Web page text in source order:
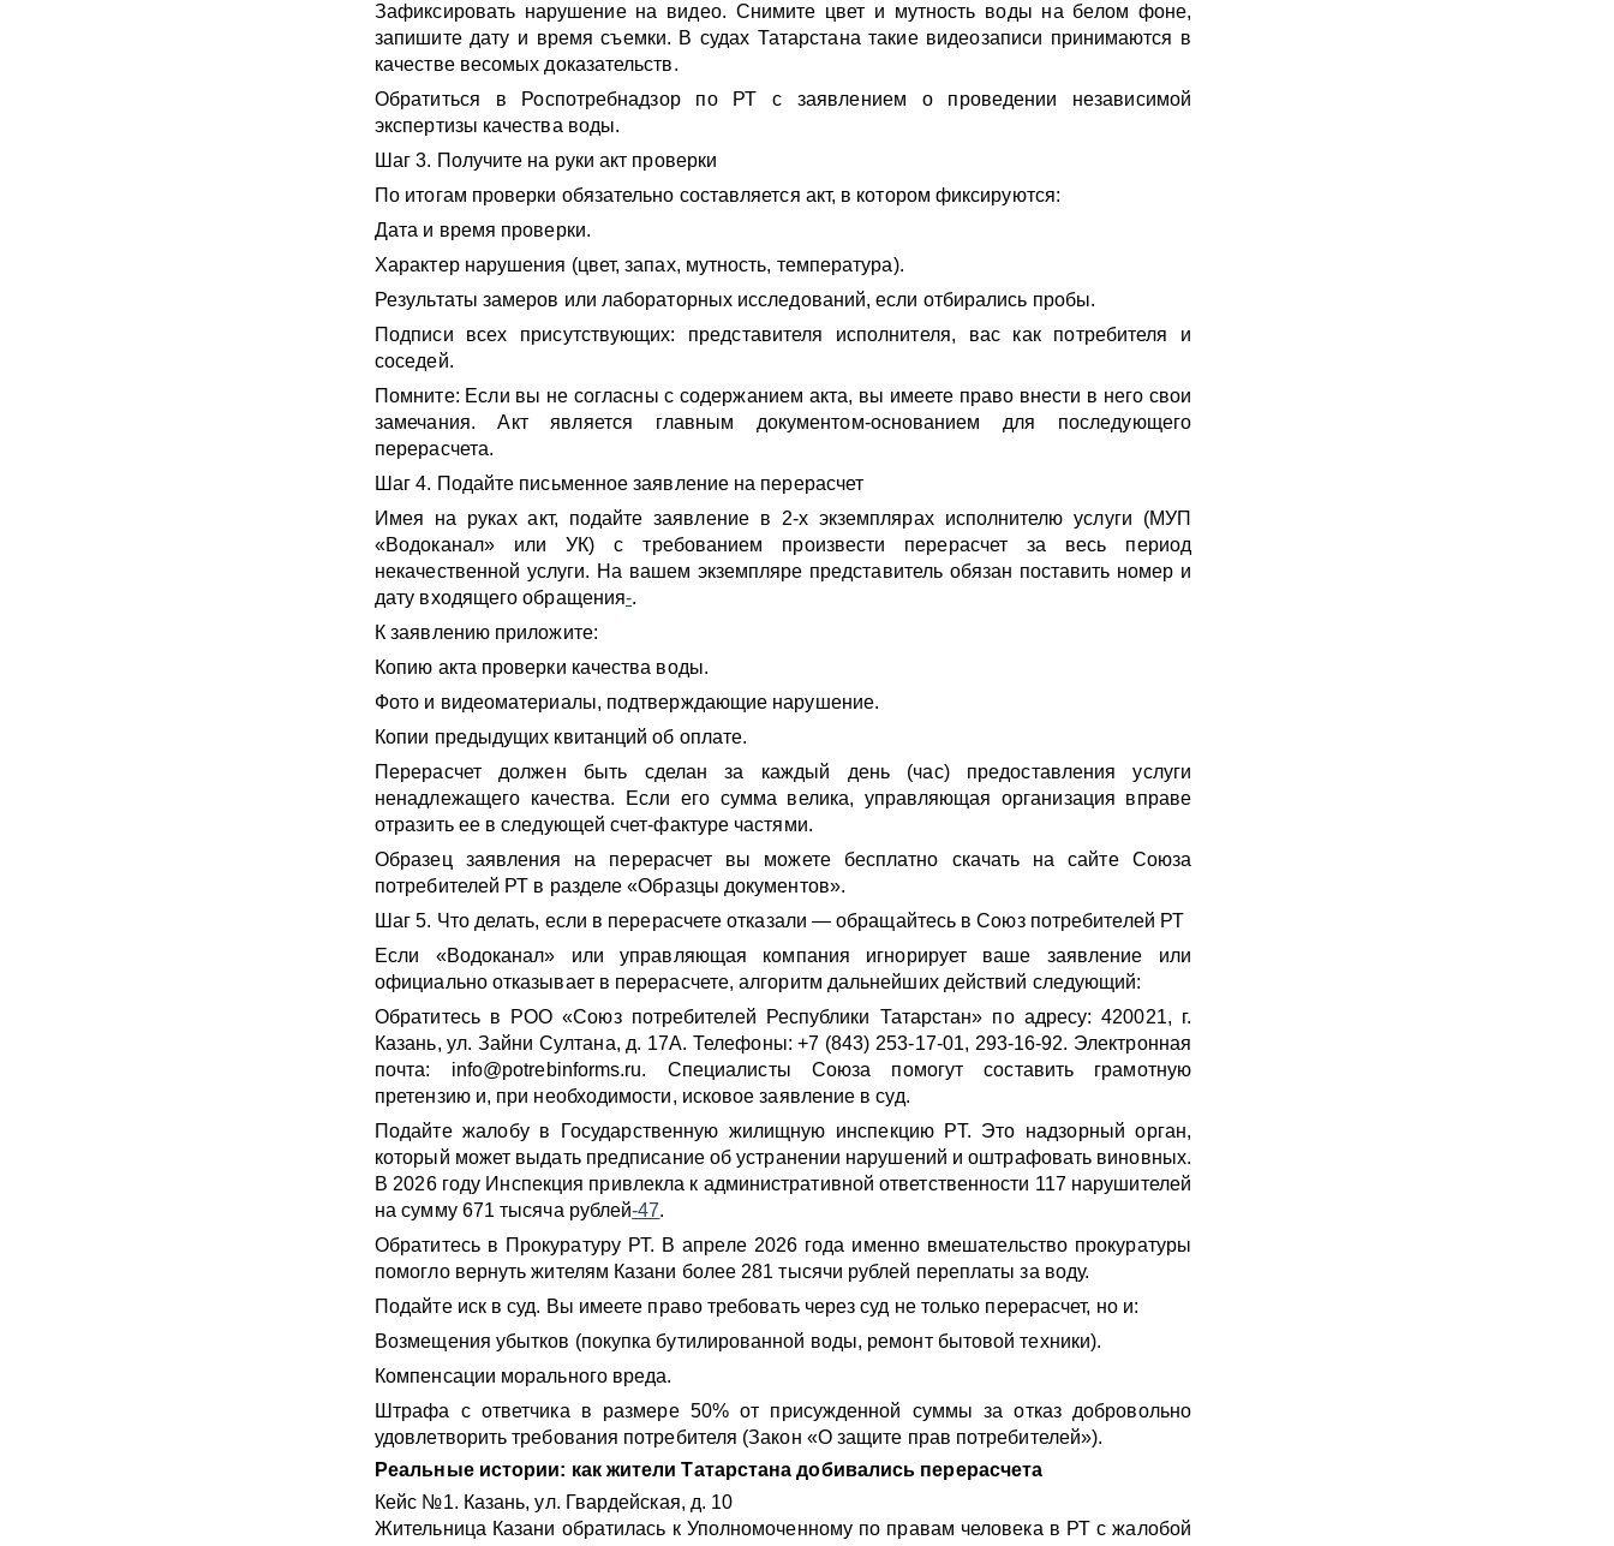
Зафиксировать нарушение на видео. Снимите цвет и мутность воды на белом фоне,
запишите дату и время съемки. В судах Татарстана такие видеозаписи принимаются в
качестве весомых доказательств.
Обратиться в Роспотребнадзор по РТ с заявлением о проведении независимой
экспертизы качества воды.
Шаг 3. Получите на руки акт проверки
По итогам проверки обязательно составляется акт, в котором фиксируются:
Дата и время проверки.
Характер нарушения (цвет, запах, мутность, температура).
Результаты замеров или лабораторных исследований, если отбирались пробы.
Подписи всех присутствующих: представителя исполнителя, вас как потребителя и
соседей.
Помните: Если вы не согласны с содержанием акта, вы имеете право внести в него свои
замечания. Акт является главным документом-основанием для последующего
перерасчета.
Шаг 4. Подайте письменное заявление на перерасчет
Имея на руках акт, подайте заявление в 2-х экземплярах исполнителю услуги (МУП
«Водоканал» или УК) с требованием произвести перерасчет за весь период
некачественной услуги. На вашем экземпляре представитель обязан поставить номер и
дату входящего обращения-.
К заявлению приложите:
Копию акта проверки качества воды.
Фото и видеоматериалы, подтверждающие нарушение.
Копии предыдущих квитанций об оплате.
Перерасчет должен быть сделан за каждый день (час) предоставления услуги
ненадлежащего качества. Если его сумма велика, управляющая организация вправе
отразить ее в следующей счет-фактуре частями.
Образец заявления на перерасчет вы можете бесплатно скачать на сайте Союза
потребителей РТ в разделе «Образцы документов».
Шаг 5. Что делать, если в перерасчете отказали — обращайтесь в Союз потребителей РТ
Если «Водоканал» или управляющая компания игнорирует ваше заявление или
официально отказывает в перерасчете, алгоритм дальнейших действий следующий:
Обратитесь в РОО «Союз потребителей Республики Татарстан» по адресу: 420021, г.
Казань, ул. Зайни Султана, д. 17А. Телефоны: +7 (843) 253-17-01, 293-16-92. Электронная
почта: info@potrebinforms.ru. Специалисты Союза помогут составить грамотную
претензию и, при необходимости, исковое заявление в суд.
Подайте жалобу в Государственную жилищную инспекцию РТ. Это надзорный орган,
который может выдать предписание об устранении нарушений и оштрафовать виновных.
В 2026 году Инспекция привлекла к административной ответственности 117 нарушителей
на сумму 671 тысяча рублей-47.
Обратитесь в Прокуратуру РТ. В апреле 2026 года именно вмешательство прокуратуры
помогло вернуть жителям Казани более 281 тысячи рублей переплаты за воду.
Подайте иск в суд. Вы имеете право требовать через суд не только перерасчет, но и:
Возмещения убытков (покупка бутилированной воды, ремонт бытовой техники).
Компенсации морального вреда.
Штрафа с ответчика в размере 50% от присужденной суммы за отказ добровольно
удовлетворить требования потребителя (Закон «О защите прав потребителей»).
Реальные истории: как жители Татарстана добивались перерасчета
Кейс №1. Казань, ул. Гвардейская, д. 10
Жительница Казани обратилась к Уполномоченному по правам человека в РТ с жалобой